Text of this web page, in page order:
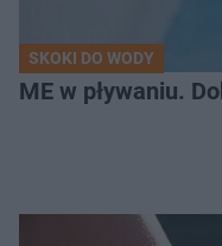
SKOKI DO WODY
ME w pływaniu.